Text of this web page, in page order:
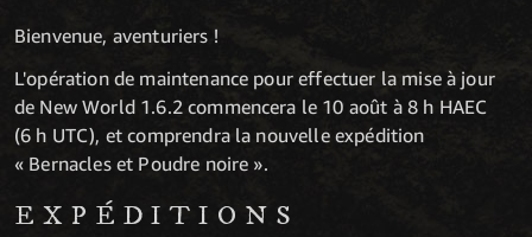
Bienvenue, aventuriers !
L'opération de maintenance pour effectuer la mise à jour
de New World 1.6.2 commencera le 10 août à 8 h HAEC
(6 h UTC), et comprendra la nouvelle expédition
« Bernacles et Poudre noire ».
EXPÉDITIONS